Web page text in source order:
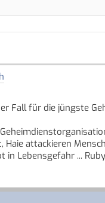
Fall für die jüngste
Haie attackieren
in Lebensgefahr ...
bearbeitet mit